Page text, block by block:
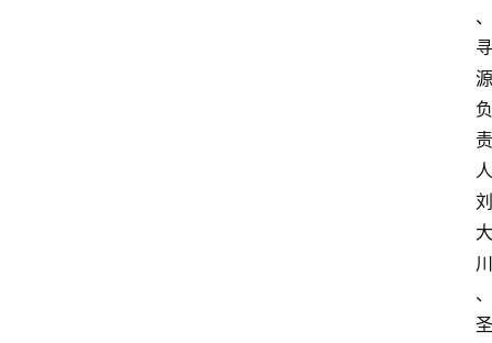
、
寻
源
负
责
人
刘
大
川
、
圣